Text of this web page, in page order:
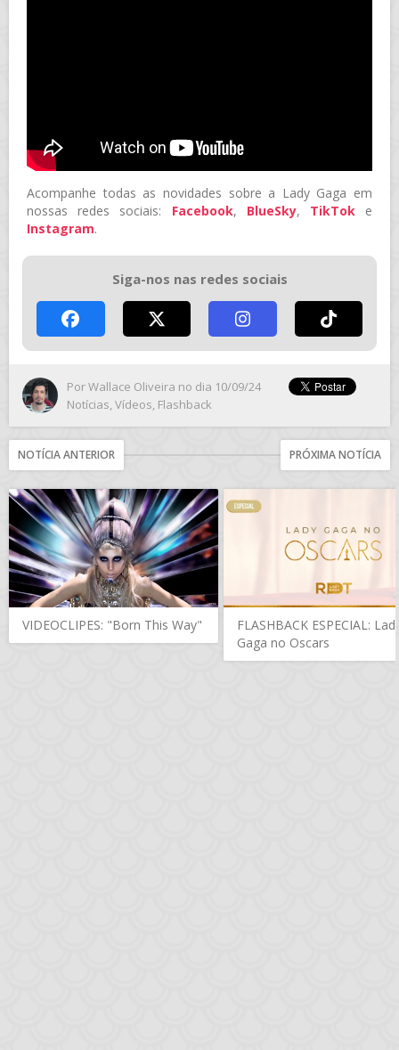
Acompanhe todas as novidades sobre a Lady Gaga em
nossas redes sociais: Facebook, BlueSky, TikToke
Instagram.
Siga-nos nas redes sociais
PorWallace Oliveira no dia 10/09/24
Notícias,Vídeos, Flashback
NOTÍCIA ANTERIOR PRÓXIMA NOTÍCIA
VIDEOCLIPES: "Born This Way"
FLASHBACK ESPECIAL:
Gaga no Oscars